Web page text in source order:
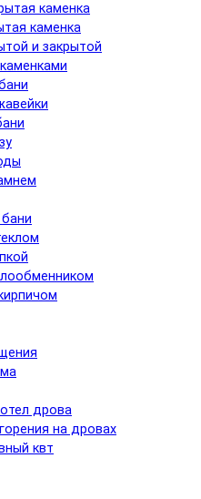
каменка
каменка
и закрытой
дрова
на дровах
квт